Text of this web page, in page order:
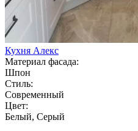
Кухня Алекс
Материал фасада:
Шпон
Стиль:
Современный
Цвет:
Белый, Серый